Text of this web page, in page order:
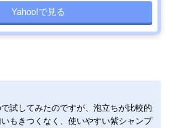
Yahoo!で見る
試してみたのですが、泡立ちが比較的
もきつくなく、使いやすい紫シャンプ